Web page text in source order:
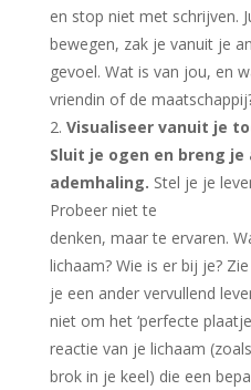
en stop niet met schrijven.
bewegen, zak je vanuit je
gevoel. Wat is van jou, en
vriendin of de
2. Visualiseer vanuit je
Sluit je ogen en breng
ademhaling. Stel je je
Probeer niet te
denken, maar te ervaren.
lichaam? Wie is er bij je?
je een ander vervullend
niet om het ‘perfecte
reactie van je lichaam
brok in je keel) die een